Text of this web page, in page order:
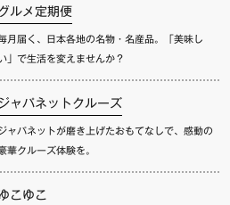
ルメ定期便
月届く、日本各地の名物・名産品。「美味し
」で生活を変えませんか？
ャパネットクルーズ
ャパネットが磨き上げたおもてなしで、感動の
華クルーズ体験を。
こゆこ